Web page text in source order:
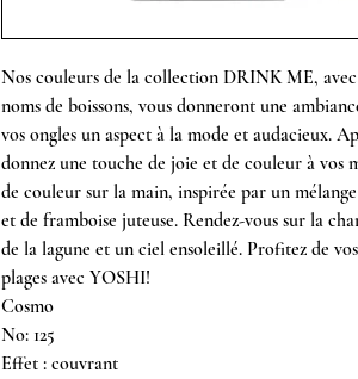
Nos couleurs de la collection DRINK ME, avec
noms de boissons, vous donneront une
vos ongles un aspect à la mode et audacieux.
donnez une touche de joie et de couleur à vos
de couleur sur la main, inspirée par un mélange
et de framboise juteuse. Rendez-vous sur la
de la lagune et un ciel ensoleillé. Profitez de
plages avec YOSHI!
Cosmo
No: 125
Effet : couvrant